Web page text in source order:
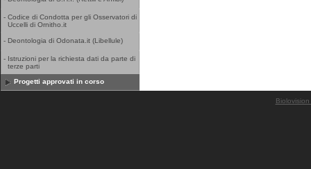
- Codice di Condotta per gli Osservatori di
Uccelli di Ornitho.it
- Deontologia di Odonata.it (Libellule)
- Istruzioni per la richiesta dati da parte di
terze parti
Progetti approvati in corso
Biolovision